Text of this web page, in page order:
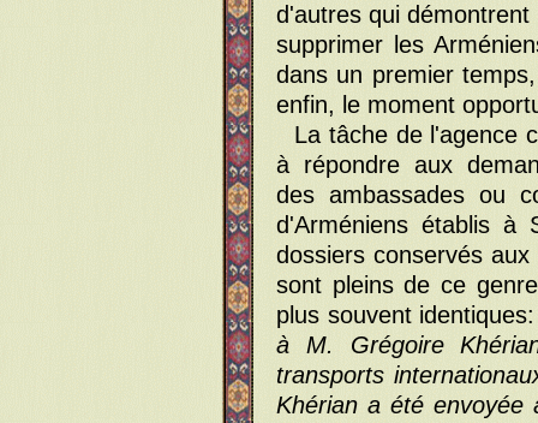
d'autres qui
supprimer les
dans un premier
enfin, le moment
La tâche de l'agence
à répondre aux
des ambassades ou
d'Arméniens établis à
dossiers conservés
sont pleins de ce
plus souvent
à M. Grégoire
transports
Khérian a été envoyée